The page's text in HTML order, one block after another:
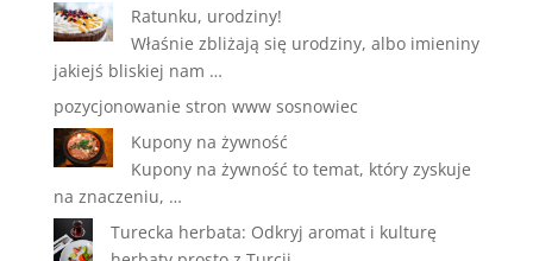
Ratunku, urodziny!
Właśnie zbliżają się urodziny, albo imieniny
jakiejś bliskiej nam …
pozycjonowanie stron www sosnowiec
Kupony na żywność
Kupony na żywność to temat, który zyskuje
na znaczeniu, …
Turecka herbata: Odkryj aromat i kulturę